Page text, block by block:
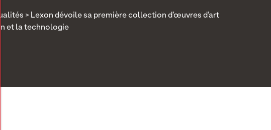
> Lexon dévoile sa première collection d’œuvres d’art
et la technologie